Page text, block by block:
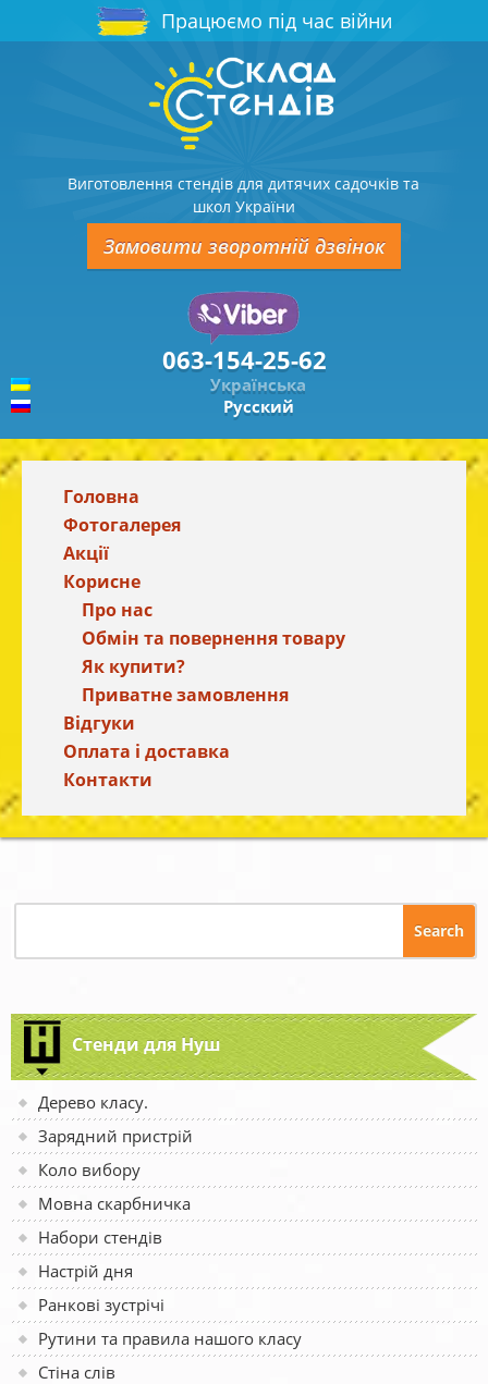
Працюємо під час війни
Виготовлення стендів для дитячих садочків та
школ України
Замовити зворотній дзвінок
063-154-25-62
Українська
Русский
Головна
Фотогалерея
Акції
Корисне
Про нас
Обмін та повернення товару
Як купити?
Приватне замовлення
Відгуки
Оплата і доставка
Контакти
Стенди для Нуш
Дерево класу.
Зарядний пристрій
Коло вибору
Мовна скарбничка
Набори стендів
Настрій дня
Ранкові зустрічі
Рутини та правила нашого класу
Стіна слів